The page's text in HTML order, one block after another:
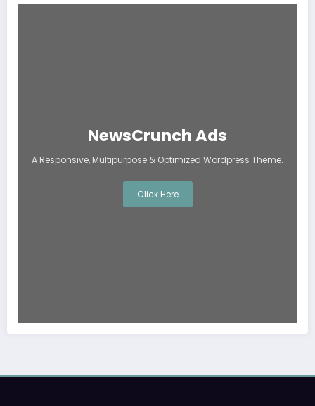
NewsCrunch Ads
A Responsive, Multipurpose & Optimized Wordpress Theme.
Click Here